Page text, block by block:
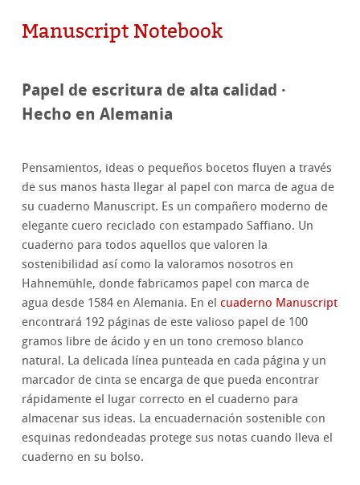
Manuscript Notebook
Papel de escritura de alta calidad ·
Hecho en Alemania
Pensamientos, ideas o pequeños bocetos fluyen a través
de sus manos hasta llegar al papel con marca de agua de
su cuaderno Manuscript. Es un compañero moderno de
elegante cuero reciclado con estampado Saffiano. Un
cuaderno para todos aquellos que valoren la
sostenibilidad así como la valoramos nosotros en
Hahnemühle, donde fabricamos papel con marca de
agua desde 1584 en Alemania. En elcuaderno Manuscript
encontrará 192 páginas de este valioso papel de 100
gramos libre de ácido y en un tono cremoso blanco
natural. La delicada línea punteada en cada página y un
marcador de cinta se encarga de que pueda encontrar
rápidamente el lugar correcto en el cuaderno para
almacenar sus ideas. La encuadernación sostenible con
esquinas redondeadas protege sus notas cuando lleva el
cuaderno en su bolso.